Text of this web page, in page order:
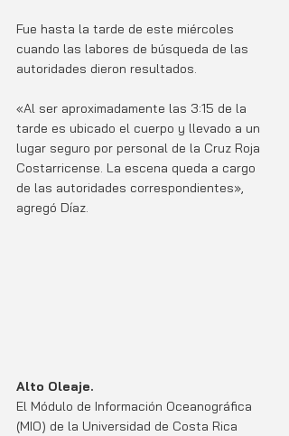
Fue hasta la tarde de este miércoles
cuando las labores de búsqueda de las
autoridades dieron resultados.
«Al ser aproximadamente las 3:15 de la
tarde es ubicado el cuerpo y llevado a un
lugar seguro por personal de la Cruz Roja
Costarricense. La escena queda a cargo
de las autoridades correspondientes»,
agregó Díaz.
Alto Oleaje.
El Módulo de Información Oceanográfica
(MIO) de la Universidad de Costa Rica